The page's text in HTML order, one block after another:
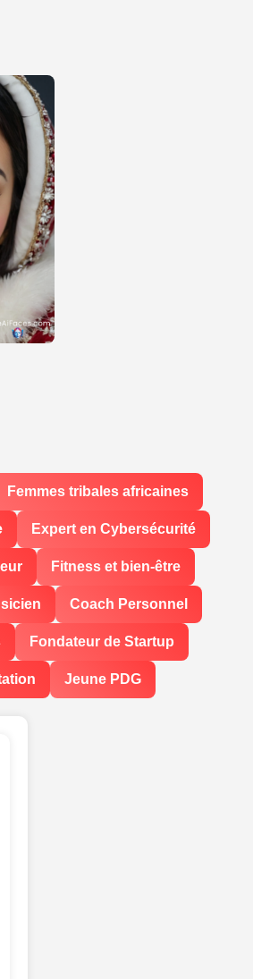
Femmes tribales africaines
Expert en Cybersécurité
Fitness et bien-être
Coach Personnel
Fondateur de Startup
Jeune PDG